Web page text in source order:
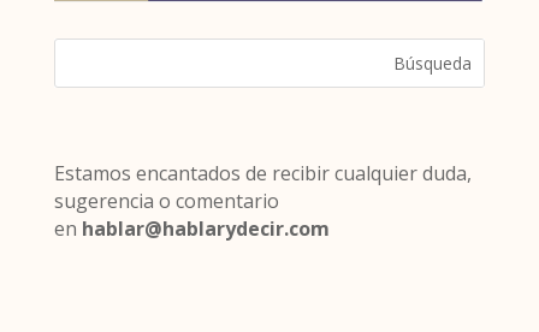
Estamos encantados de recibir cualquier duda,
sugerencia o comentario
en hablar@hablarydecir.com